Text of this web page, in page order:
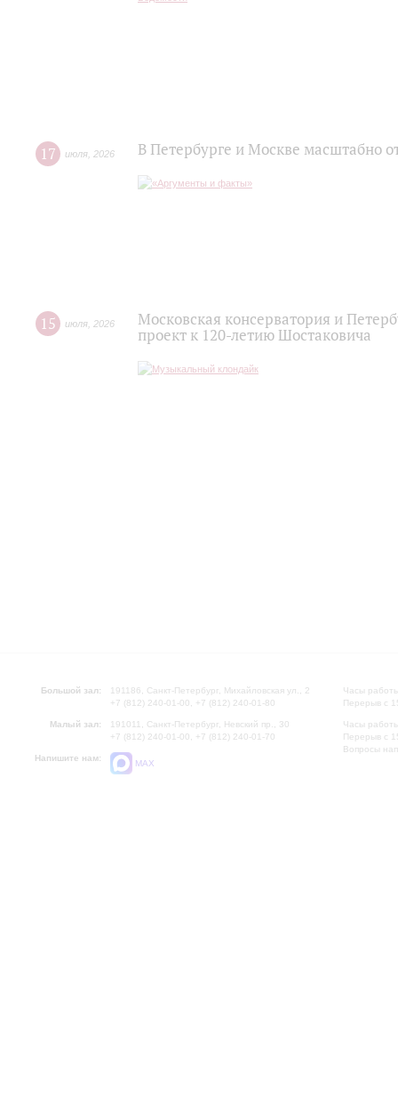
17 июля 2026 В Петербурге и Москве масштабно
15 июля 2026
Московская консерватория и
проект к 120-летию Шостаковича
Большой зал:
191186, Санкт-Петербург, Михайловская ул., 2
+7 (812) 240-01-00, +7 (812) 240-01-80
Малый зал:
191011, Санкт-Петербург, Невский пр., 30
+7 (812) 240-01-00, +7 (812) 240-01-70
Напишите нам:
MAX
Часы
Перерыв с
Часы
Перерыв с
Вопросы